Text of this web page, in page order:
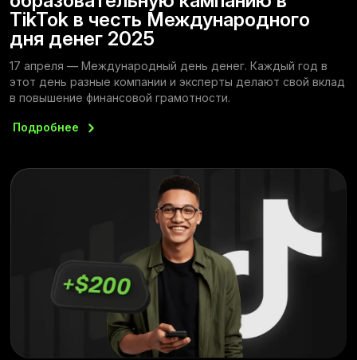
TikTok в честь Международного
дня денег 2025
17 апреля — Международный день денег. Каждый год в
этот день разные компании и эксперты делают свой вклад
в повышение финансовой грамотности.
Подробнее